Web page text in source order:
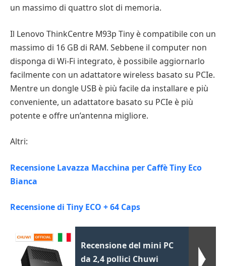
un massimo di quattro slot di memoria.
Il Lenovo ThinkCentre M93p Tiny è compatibile con un
massimo di 16 GB di RAM. Sebbene il computer non
disponga di Wi-Fi integrato, è possibile aggiornarlo
facilmente con un adattatore wireless basato su PCIe.
Mentre un dongle USB è più facile da installare e più
conveniente, un adattatore basato su PCIe è più
potente e offre un’antenna migliore.
Altri:
Recensione Lavazza Macchina per Caffè Tiny Eco
Bianca
Recensione di Tiny ECO + 64 Caps
Recensione del mini PC
da 2,4 pollici Chuwi